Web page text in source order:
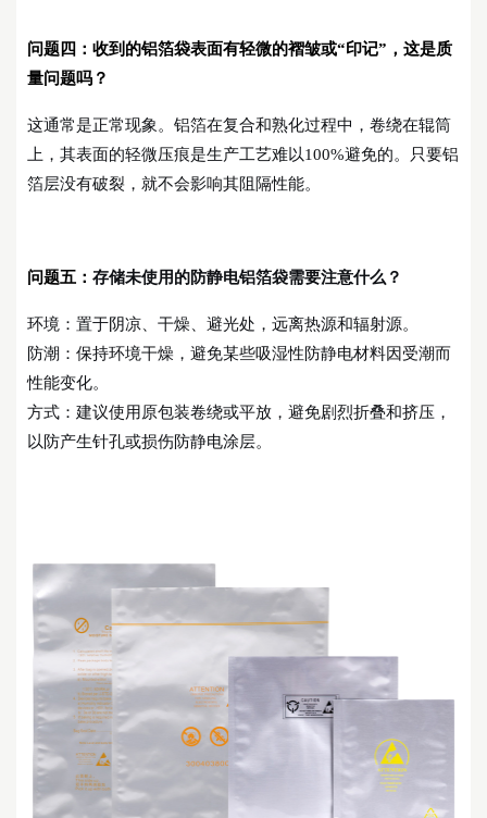
问题四： 收到的铝箔袋表面有轻微的褶皱或“印记”，这是质
量问题吗？
这通常是正常现象。铝箔在复合和熟化过程中，卷绕在辊筒
上，其表面的轻微压痕是生产工艺难以100%避免的。只要铝
箔层没有破裂，就不会影响其阻隔性能。
问题五： 存储未使用的防静电铝箔袋需要注意什么？
环境：置于阴凉、干燥、避光处，远离热源和辐射源。
防潮：保持环境干燥，避免某些吸湿性防静电材料因受潮而
性能变化。
方式：建议使用原包装卷绕或平放，避免剧烈折叠和挤压，
以防产生针孔或损伤防静电涂层。